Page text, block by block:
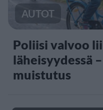
AUTOT
Poliisi valvoo
läheisyydessä
muistutus